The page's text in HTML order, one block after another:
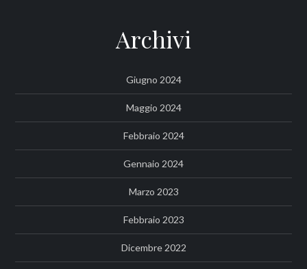
Archivi
Giugno 2024
Maggio 2024
Febbraio 2024
Gennaio 2024
Marzo 2023
Febbraio 2023
Dicembre 2022